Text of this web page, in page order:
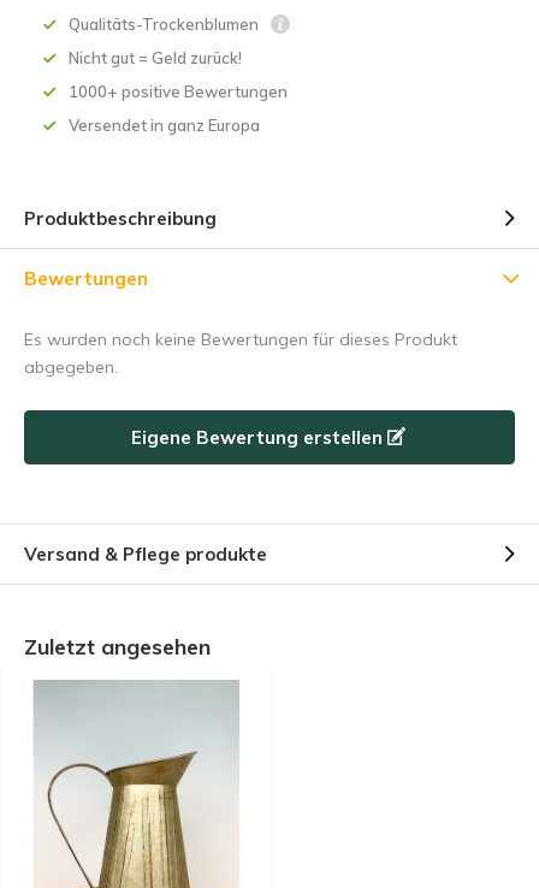
Qualitäts-Trockenblumen
Nicht gut = Geld zurück!
1000+ positive Bewertungen
Versendet in ganz Europa
Produktbeschreibung
Bewertungen
Es wurden noch keine Bewertungen für dieses Produkt
abgegeben.
Eigene Bewertung erstellen
Versand & Pflege produkte
Zuletzt angesehen